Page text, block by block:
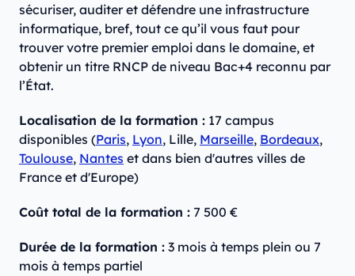
sécuriser, auditer et défendre une infrastructure
informatique, bref, tout ce qu’il vous faut pour
trouver votre premier emploi dans le domaine, et
obtenir un titre RNCP de niveau Bac+4 reconnu par
l’État.
Localisation de la formation : 17 campus
disponibles (Paris, Lyon, Lille, Marseille, Bordeaux,
Toulouse, Nantes et dans bien d'autres villes de
France et d'Europe)
Coût total de la formation : 7 500 €
Durée de la formation : 3 mois à temps plein ou 7
mois à temps partiel